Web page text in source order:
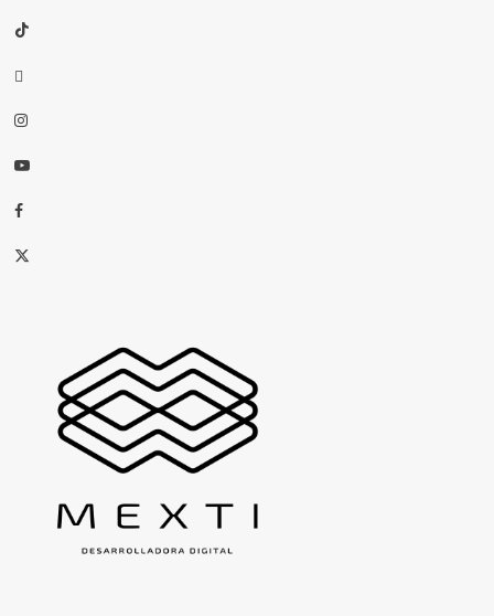
TikTok
threads
Instagram
Youtube
Facebook
X